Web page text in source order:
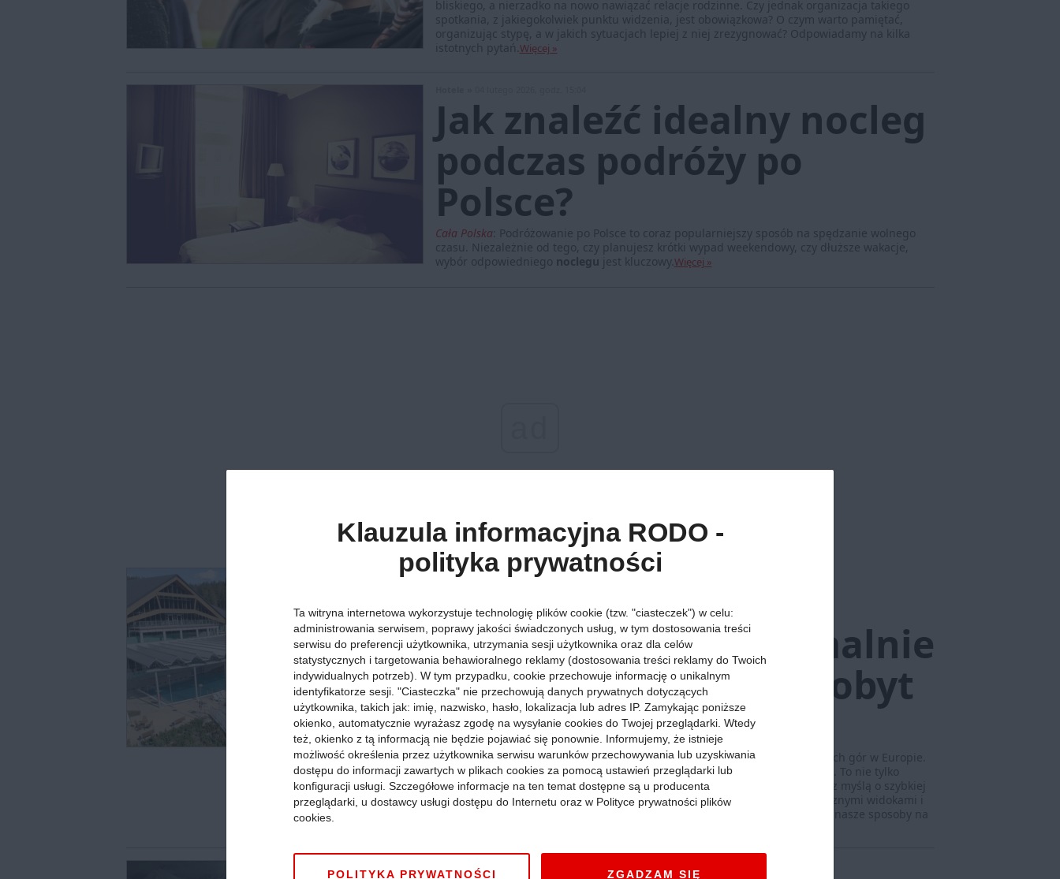
bliskiego, a nierzadko na nowo nawiązać relacje rodzinne. Czy jednak organizacja takiego
spotkania, z jakiegokolwiek punktu widzenia, jest obowiązkowa? O czym warto pamiętać,
organizując stypę, a w jakich sytuacjach lepiej z niej zrezygnować? Odpowiadamy na kilka
istotnych pytań. Więcej »
Jak znaleźć idealny nocleg
podczas podróży po
Polsce?
Cała Polska Podróżowanie po Polsce to coraz popularniejszy sposób na spędzanie wolnego
czasu. Niezależnie od tego, czy planujesz krótki wypad weekendowy, czy dłuższe wakacje,
wybór odpowiedniego noclegu jest kluczowy. Więcej »
Atrakcje » Góry » 27 grudnia 2025, godz. 19:51
Weekend w górach:
sprawdź, jak maksymalnie
wykorzystać krótki pobyt
pod Tatrami
Cała Polska:Polskie Tatry słusznie cieszą się opinią jednych z najpiękniejszych gór w Europie.
Podzielają to tłumy turystów przyjeżdżających na Podhale przez okrągły rok. To nie tylko
kierunek wakacyjny, ale też weekendowy. Mnóstwo osób zmierza pod Tatry z myślą o szybkiej
regeneracji, romantycznym pobycie we dwoje czy dla nacieszenia się bajecznymi widokami i
doświadczenia niezwykłej atmosfery regionu. Masz podobne plany? Poznaj nasze sposoby na
Atrakcje »
Klauzula informacyjna RODO -
polityka prywatności
Ta witryna internetowa wykorzystuje technologię plików cookie (tzw. "ciasteczek") w celu:
administrowania serwisem, poprawy jakości świadczonych usług, w tym dostosowania treści
serwisu do preferencji użytkownika, utrzymania sesji użytkownika oraz dla celów
statystycznych i targetowania behawioralnego reklamy (dostosowania treści reklamy do Twoich
indywidualnych potrzeb). W tym przypadku, cookie przechowuje informację o unikalnym
identyfikatorze sesji. "Ciasteczka" nie przechowują danych prywatnych dotyczących
użytkownika, takich jak: imię, nazwisko, hasło, lokalizacja lub adres IP. Zamykając poniższe
okienko, automatycznie wyrażasz zgodę na wysyłanie cookies do Twojej przeglądarki. Wtedy
też, okienko z tą informacją nie będzie pojawiać się ponownie. Informujemy, że istnieje
możliwość określenia przez użytkownika serwisu warunków przechowywania lub uzyskiwania
dostępu do informacji zawartych w plikach cookies za pomocą ustawień przeglądarki lub
konfiguracji usługi. Szczegółowe informacje na ten temat dostępne są u producenta
przeglądarki, u dostawcy usługi dostępu do Internetu oraz w Polityce prywatności plików
cookies.
POLITYKA PRYWATNOŚCI ZGADZAM SIĘ